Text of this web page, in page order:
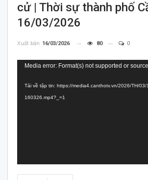
cử | Thời sự thành phố
16/03/2026
Xuất bản 16/03/2026 80 0
Trình
Video
Media error: Format(s) not supported or
Tải về tập tin: https://media4.canthotv.vn/2026/TH/03/
160326.mp4?_=1